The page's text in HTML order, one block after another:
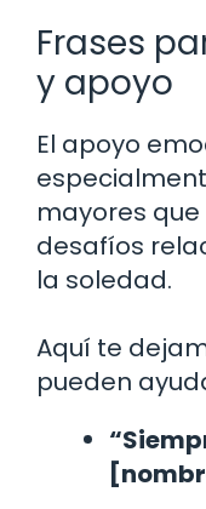
Frases
y apoyo
El apoyo
mayores
desafíos
la soledad.
Aquí te
pueden